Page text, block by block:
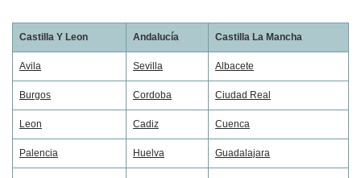
Castilla Y Leon Andalucía Castilla La Mancha
Avila Sevilla Albacete
Burgos Cordoba Ciudad Real
Leon Cadiz Cuenca
Palencia Huelva Guadalajara